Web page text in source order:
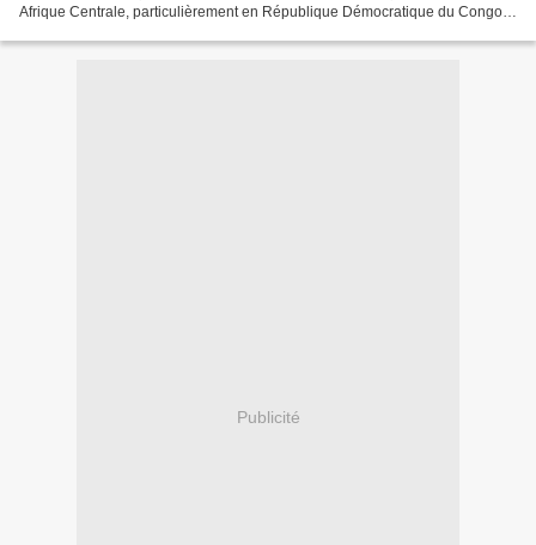
Afrique Centrale, particulièrement en République Démocratique du Congo.
Publicité